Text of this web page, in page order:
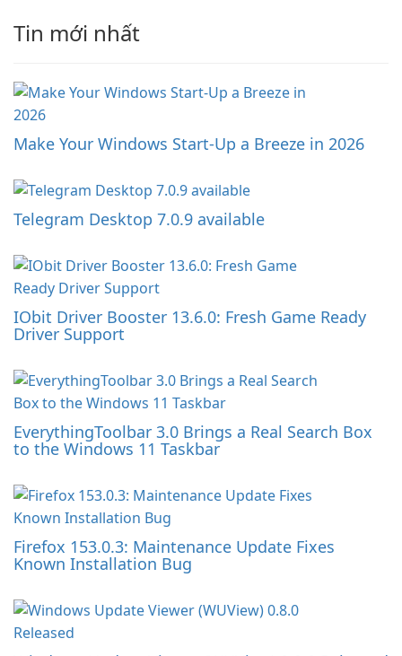
Tin mới nhất
Make Your Windows Start-Up a Breeze in 2026
Telegram Desktop 7.0.9 available
IObit Driver Booster 13.6.0: Fresh Game Ready
Driver Support
EverythingToolbar 3.0 Brings a Real Search Box
to the Windows 11 Taskbar
Firefox 153.0.3: Maintenance Update Fixes
Known Installation Bug